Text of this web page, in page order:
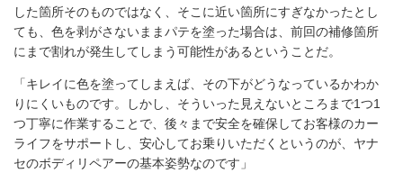
した箇所そのものではなく、そこに近い箇所にすぎなかったとし
ても、色を剥がさないままパテを塗った場合は、前回の補修箇所
にまで割れが発生してしまう可能性があるということだ。
「キレイに色を塗ってしまえば、その下がどうなっているかわか
りにくいものです。しかし、そういった見えないところまで1つ1
つ丁寧に作業することで、後々まで安全を確保してお客様のカー
ライフをサポートし、安心してお乗りいただくというのが、ヤナ
セのボディリペアーの基本姿勢なのです」